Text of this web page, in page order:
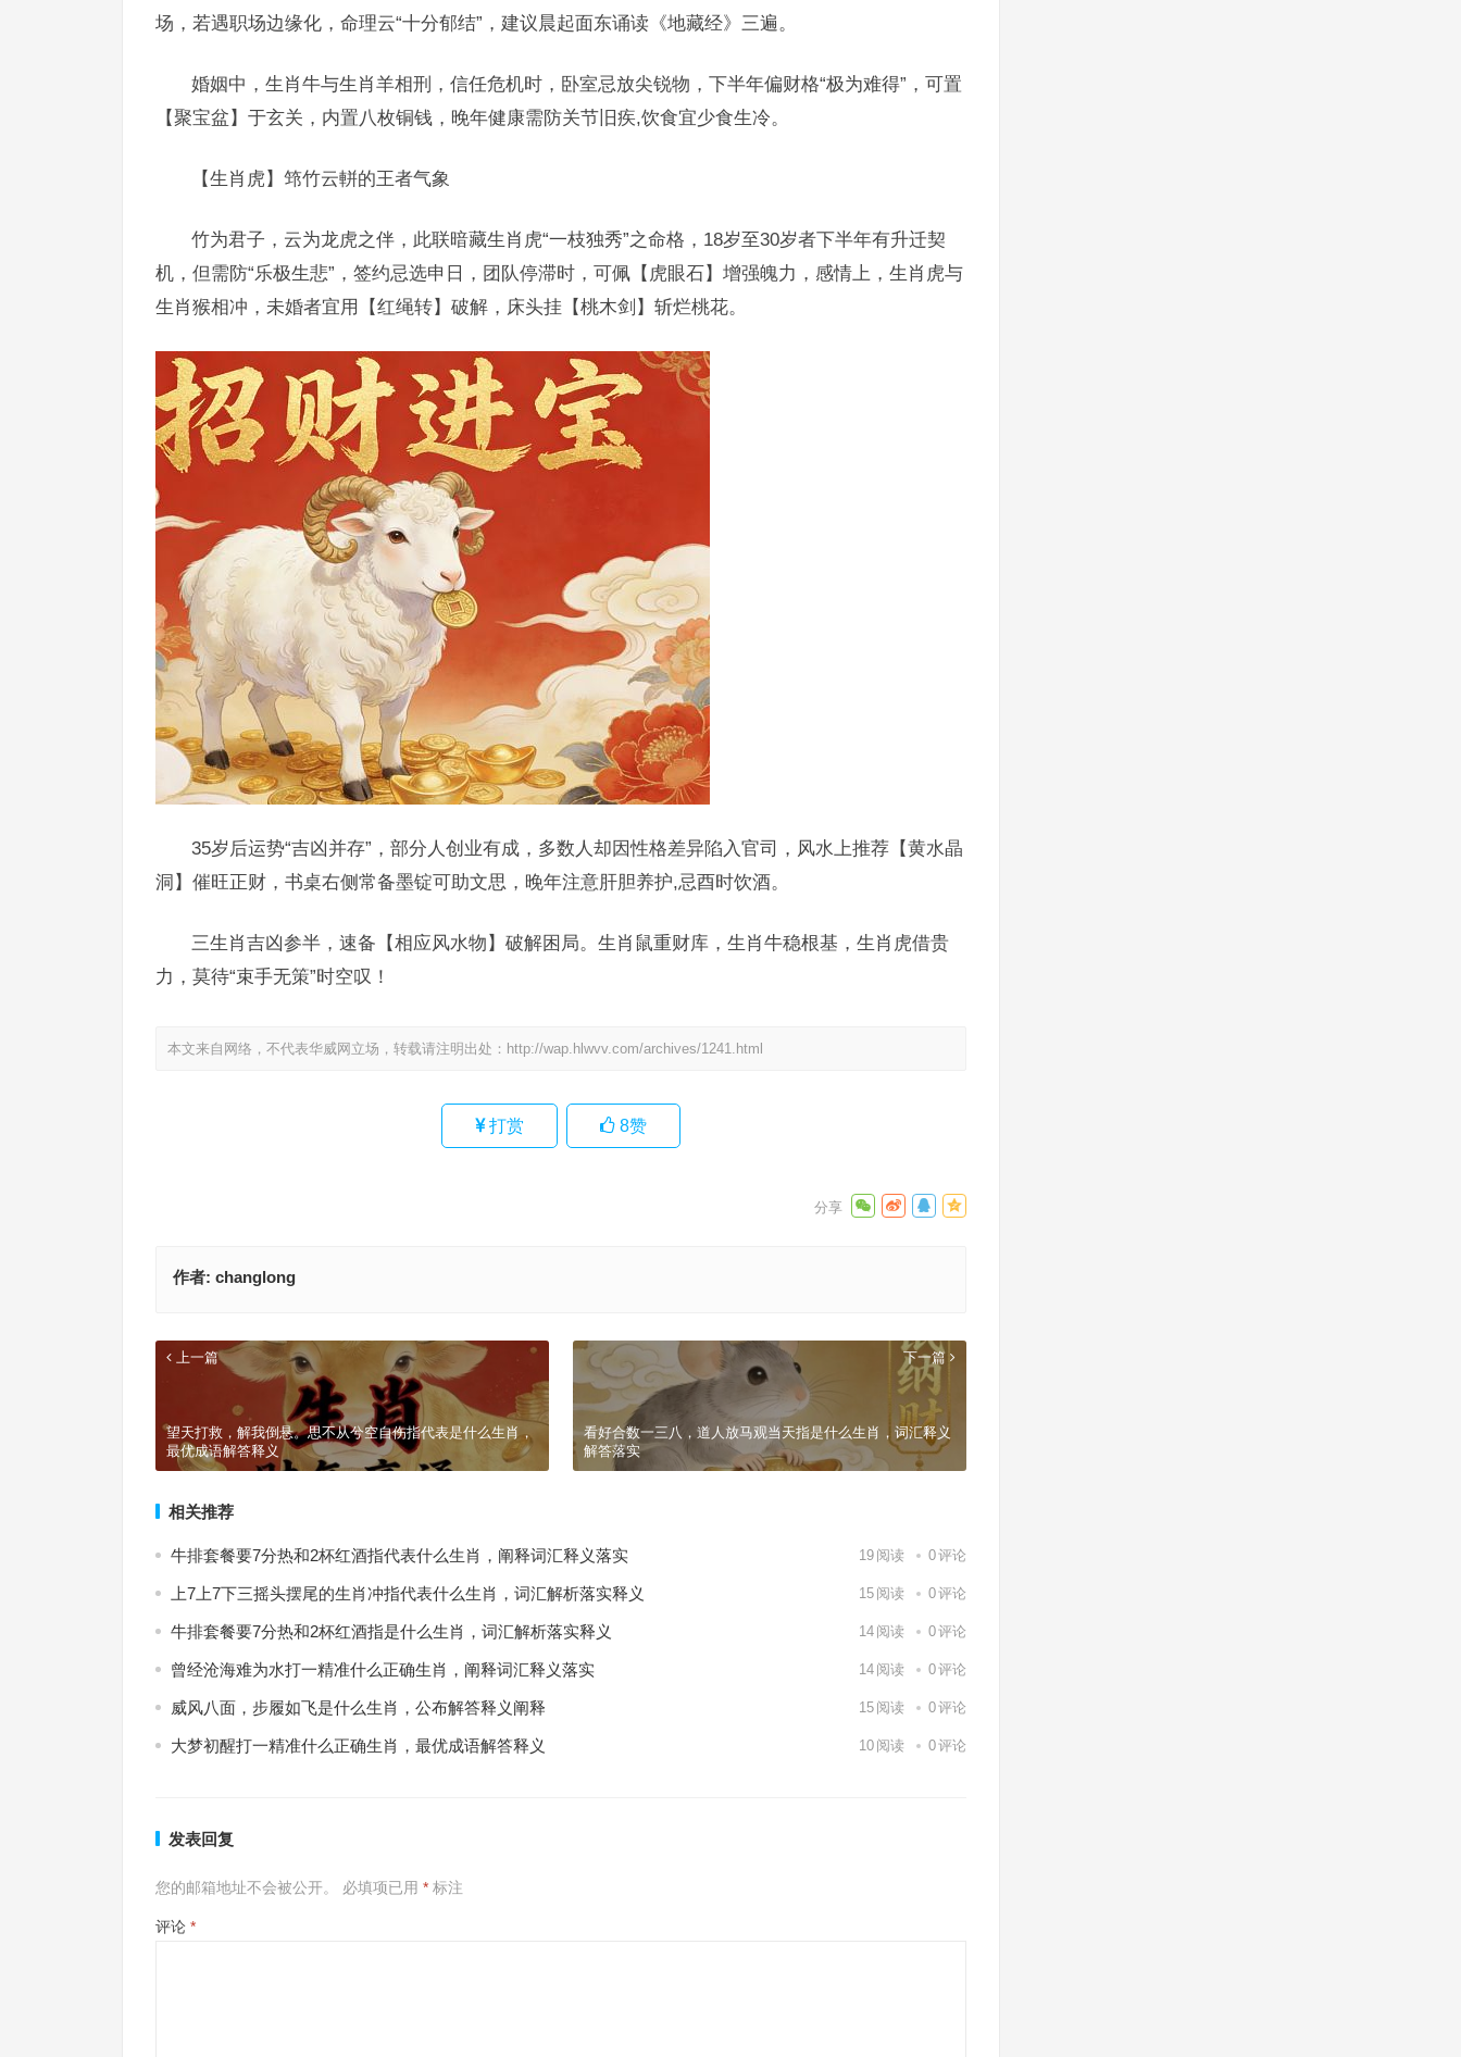
场，若遇职场边缘化，命理云“十分郁结”，建议晨起面东诵读《地藏经》三遍。
婚姻中，生肖牛与生肖羊相刑，信任危机时，卧室忌放尖锐物，下半年偏财格“极为难得”，可置
【聚宝盆】于玄关，内置八枚铜钱，晚年健康需防关节旧疾,饮食宜少食生冷。
【生肖虎】筇竹云軿的王者气象
竹为君子，云为龙虎之伴，此联暗藏生肖虎“一枝独秀”之命格，18岁至30岁者下半年有升迁契
机，但需防“乐极生悲”，签约忌选申日，团队停滞时，可佩【虎眼石】增强魄力，感情上，生肖虎与
生肖猴相冲，未婚者宜用【红绳转】破解，床头挂【桃木剑】斩烂桃花。
35岁后运势“吉凶并存”，部分人创业有成，多数人却因性格差异陷入官司，风水上推荐【黄水晶
洞】催旺正财，书桌右侧常备墨锭可助文思，晚年注意肝胆养护,忌酉时饮酒。
三生肖吉凶参半，速备【相应风水物】破解困局。生肖鼠重财库，生肖牛稳根基，生肖虎借贵
力，莫待“束手无策”时空叹！
本文来自网络，不代表华威网立场，转载请注明出处： http://wap.hlwvv.com/archives/1241.html
打赏 8赞
作者: changlong
上一篇
望天打救，解我倒悬。思不从兮空自伤指代表是什么生肖，
最优成语解答释义
下一篇
看好合数一三八，道人放马观当天指是什么生肖，词汇释义
解答落实
相关推荐
牛排套餐要7分热和2杯红酒指代表什么生肖，阐释词汇释义落实 19 阅读 0评论
上7上7下三摇头摆尾的生肖冲指代表什么生肖，词汇解析落实释义 15 阅读 0评论
牛排套餐要7分热和2杯红酒指是什么生肖，词汇解析落实释义 14 阅读 0评论
曾经沧海难为水打一精准什么正确生肖，阐释词汇释义落实 14 阅读 0评论
威风八面，步履如飞是什么生肖，公布解答释义阐释 15 阅读 0评论
大梦初醒打一精准什么正确生肖，最优成语解答释义 10 阅读 0评论
发表回复
您的邮箱地址不会被公开。 必填项已用 * 标注
评论 *